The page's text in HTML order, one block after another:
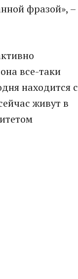
фразой», –
все-таки
находится с
живут в